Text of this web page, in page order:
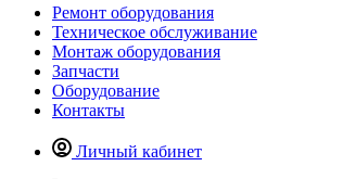
Ремонт оборудования
Техническое обслуживание
Монтаж оборудования
Запчасти
Оборудование
Контакты
Личный кабинет